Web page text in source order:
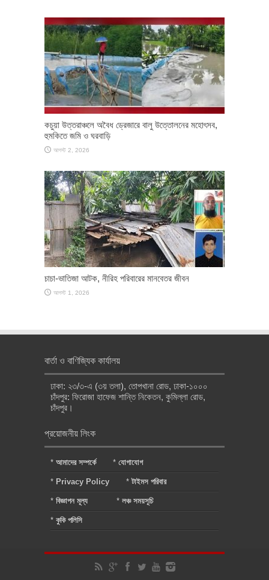
কচুয়া উত্তরাঞ্চলে অবৈধ ড্রেজারে বালু উত্তোলনের মহোৎসব,
হুমকিতে জমি ও ঘরবাড়ি
আগস্ট 2, 2026
চাচা-ভাতিজা আটক, নীরিহ পরিবারের মানবেতর জীবন
আগস্ট 1, 2026
বার্তা ও বাণিজ্যিক কার্যালয়
ঢাকা: ২৩/৩-এ (৩য় তলা), তোপখানা রোড, ঢাকা-১০০০
চাঁদপুর: ফিরোজা হাফেজ শান্তি নিকেতন, কুমিল্লা রোড,
চাঁদপুর।
প্রয়োজনীয় লিংক
* আমাদের সম্পর্কে * যোগাযোগ
* Privacy Policy *টাইমস পরিবার
* বিজ্ঞাপন মূল্য * লঞ্চ সময়সূচি
* কুকি পলিসি